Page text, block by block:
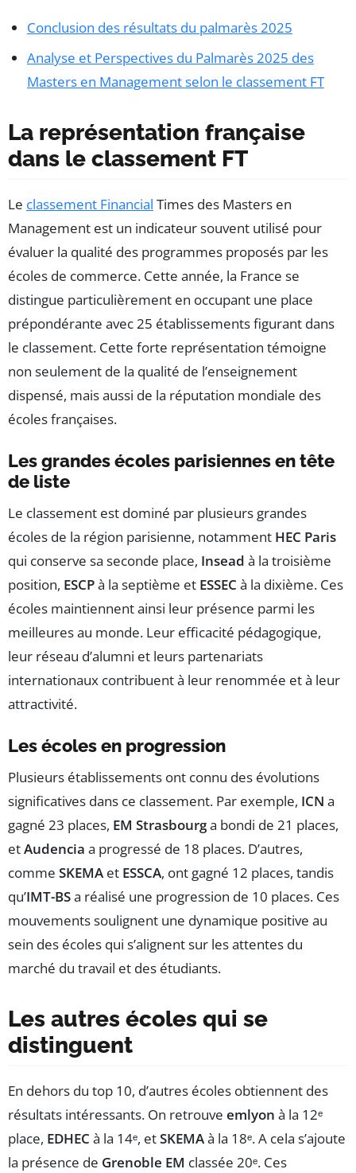
Conclusion des résultats du palmarès 2025
Analyse et Perspectives du Palmarès 2025 des
Masters en Management selon le classement FT
La représentation française
dans le classement FT
Le classement Financial Times des Masters en
Management est un indicateur souvent utilisé pour
évaluer la qualité des programmes proposés par les
écoles de commerce. Cette année, la France se
distingue particulièrement en occupant une place
prépondérante avec 25 établissements figurant dans
le classement. Cette forte représentation témoigne
non seulement de la qualité de l’enseignement
dispensé, mais aussi de la réputation mondiale des
écoles françaises.
Les grandes écoles parisiennes en tête
de liste
Le classement est dominé par plusieurs grandes
écoles de la région parisienne, notamment HEC Paris
qui conserve sa seconde place, Insead à la troisième
position, ESCPà la septième et ESSEC à la dixième. Ces
écoles maintiennent ainsi leur présence parmi les
meilleures au monde. Leur efficacité pédagogique,
leur réseau d’alumni et leurs partenariats
internationaux contribuent à leur renommée et à leur
attractivité.
Les écoles en progression
Plusieurs établissements ont connu des évolutions
significatives dans ce classement. Par exemple, ICN a
gagné 23 places, EM Strasbourga bondi de 21 places,
etAudencia a progressé de 18 places. D’autres,
comme SKEMA et ESSCA, ont gagné 12 places, tandis
qu’IMT-BSa réalisé une progression de 10 places. Ces
mouvements soulignent une dynamique positive au
sein des écoles qui s’alignent sur les attentes du
marché du travail et des étudiants.
Les autres écoles qui se
distinguent
En dehors du top 10, d’autres écoles obtiennent des
résultats intéressants. On retrouve emlyon à la 12ᵉ
place, EDHEC à la 14ᵉ, etSKEMAà la 18ᵉ. A cela s’ajoute
la présence de Grenoble EM classée 20ᵉ. Ces